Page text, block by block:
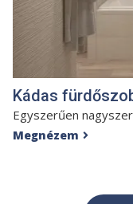
Kádas
Egyszerűen
Megnézem 